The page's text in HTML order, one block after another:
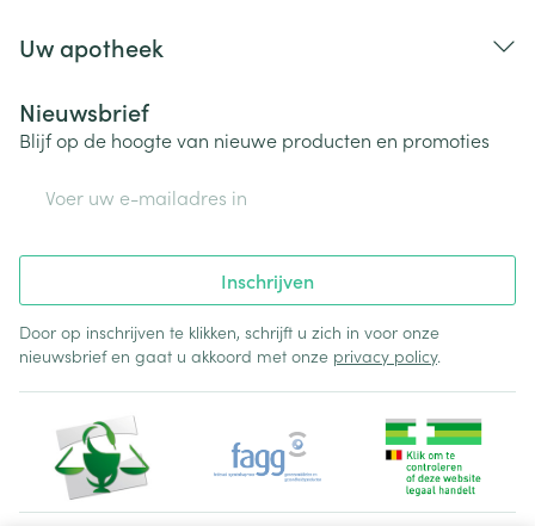
Uw apotheek
Nieuwsbrief
Blijf op de hoogte van nieuwe producten en promoties
Inschrijven
Door op inschrijven te klikken, schrijft u zich in voor onze
nieuwsbrief en gaat u akkoord met onze privacy policy.